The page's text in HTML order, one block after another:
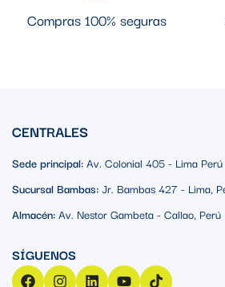
Compras 100% seguras
CENTRALES
Sede principal:Av. Colonial 405 - Lima Perú
Sucursal Bambas:Jr. Bambas 427 - Lima,
Almacén:Av. Nestor Gambeta - Callao, Perú